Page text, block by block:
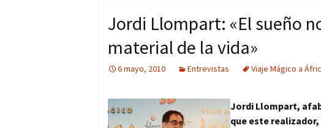
Jordi Llompart: «El sueño
material de la vida»
6 mayo, 2010 Entrevistas Viaje Mágico a
Jordi Llompart,
que este